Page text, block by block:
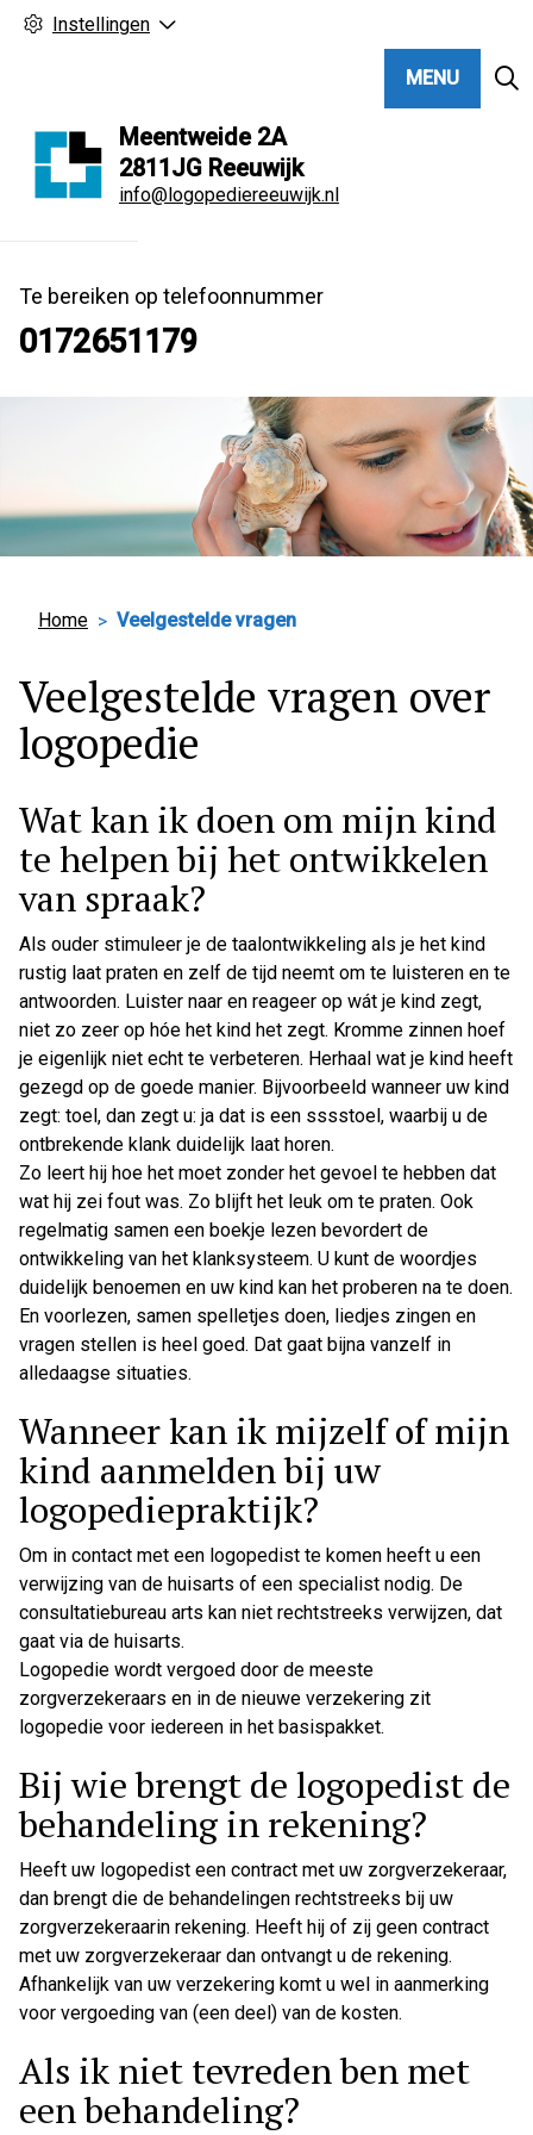
Instellingen
Meentweide 2A
2811JG Reeuwijk
info@logopediereeuwijk.nl
Te bereiken op telefoonnummer
0172651179
MENU
Home Veelgestelde vragen
Veelgestelde vragen over
logopedie
Wat kan ik doen om mijn kind
te helpen bij het ontwikkelen
van spraak?
Als ouder stimuleer je de taalontwikkeling als je het kind
rustig laat praten en zelf de tijd neemt om te luisteren en te
antwoorden. Luister naar en reageer op wát je kind zegt,
niet zo zeer op hóe het kind het zegt. Kromme zinnen hoef
je eigenlijk niet echt te verbeteren. Herhaal wat je kind heeft
gezegd op de goede manier. Bijvoorbeeld wanneer uw kind
zegt: toel, dan zegt u: ja dat is een sssstoel, waarbij u de
ontbrekende klank duidelijk laat horen.
Zo leert hij hoe het moet zonder het gevoel te hebben dat
wat hij zei fout was. Zo blijft het leuk om te praten. Ook
regelmatig samen een boekje lezen bevordert de
ontwikkeling van het klanksysteem. U kunt de woordjes
duidelijk benoemen en uw kind kan het proberen na te doen.
En voorlezen, samen spelletjes doen, liedjes zingen en
vragen stellen is heel goed. Dat gaat bijna vanzelf in
alledaagse situaties.
Wanneer kan ik mijzelf of mijn
kind aanmelden bij uw
logopediepraktijk?
Om in contact met een logopedist te komen heeft u een
verwijzing van de huisarts of een specialist nodig. De
consultatiebureau arts kan niet rechtstreeks verwijzen, dat
gaat via de huisarts.
Logopedie wordt vergoed door de meeste
zorgverzekeraars en in de nieuwe verzekering zit
logopedie voor iedereen in het basispakket.
Bij wie brengt de logopedist de
behandeling in rekening?
Heeft uw logopedist een contract met uw zorgverzekeraar,
dan brengt die de behandelingen rechtstreeks bij uw
zorgverzekeraarin rekening. Heeft hij of zij geen contract
met uw zorgverzekeraar dan ontvangt u de rekening.
Afhankelijk van uw verzekering komt u wel in aanmerking
voor vergoeding van (een deel) van de kosten.
Als ik niet tevreden ben met
een behandeling?